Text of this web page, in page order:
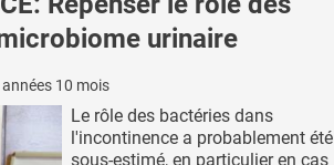
urinaire
10 mois
Le rôle des bactéries dans
l'incontinence a probablement été
sous-estimé, en particulier en cas